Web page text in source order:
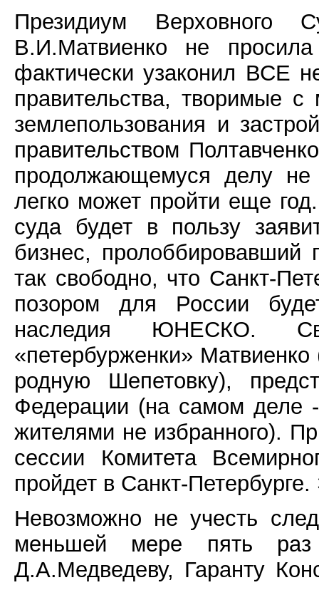
Президиум
В.И.Матвиенко не
фактически узаконил ВСЕ
правительства, творимые
землепользования и
правительством
продолжающемуся делу не
легко может пройти еще
суда будет в пользу
бизнес, пролоббировавший
так свободно, что Санкт-
позором для России
наследия ЮНЕСКО.
«петербурженки»
родную Шепетовку),
Федерации (на самом деле -
жителями не избранного).
сессии Комитета
пройдет в Санкт-
Невозможно не учесть
меньшей мере пять
Д.А.Медведеву, Гаранту